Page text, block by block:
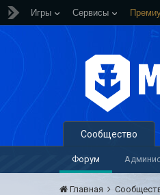
Игры Сервисы
Сообщество
Форум
Главная